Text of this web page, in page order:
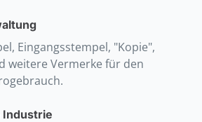
Eingangsstempel, "Kopie",
weitere Vermerke für den
Industrie